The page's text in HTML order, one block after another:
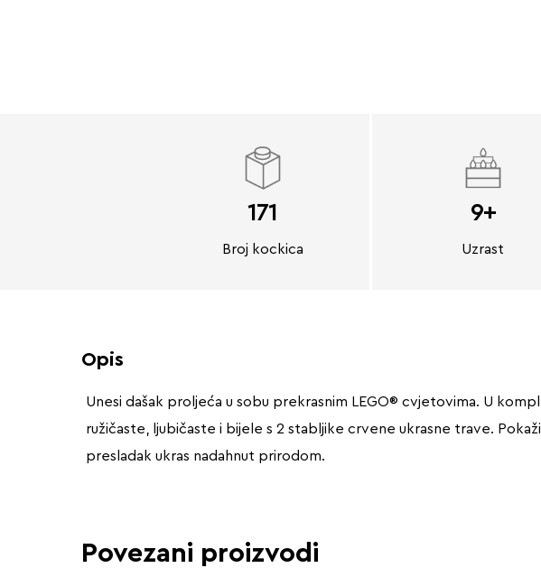
171
Broj kockica
9+
Uzrast
Opis
Unesi dašak proljeća u sobu prekrasnim LEGO® cvjetovima. U
ružičaste, ljubičaste i bijele s 2 stabljike crvene ukrasne trave.
presladak ukras nadahnut prirodom.
Povezani proizvodi